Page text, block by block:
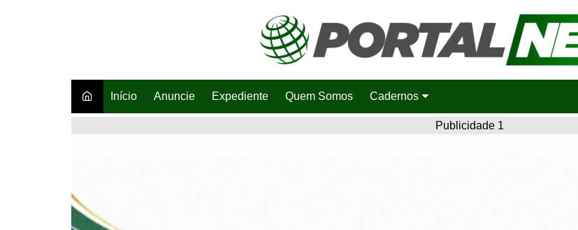
Início Anuncie Expediente Quem Somos Cadernos
Publicidade 1